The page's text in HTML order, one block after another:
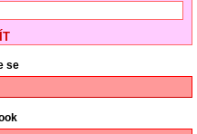
se